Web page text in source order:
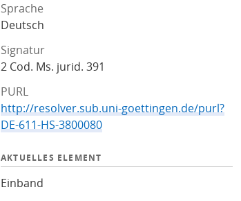
Sprache
Deutsch
Signatur
2 Cod. Ms. jurid. 391
PURL
http://resolver.sub.uni-goettingen.de/purl?
DE-611-HS-3800080
AKTUELLES ELEMENT
Einband